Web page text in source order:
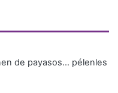
de payasos… pélenles